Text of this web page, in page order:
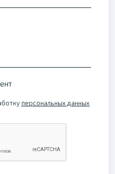
персональных данных